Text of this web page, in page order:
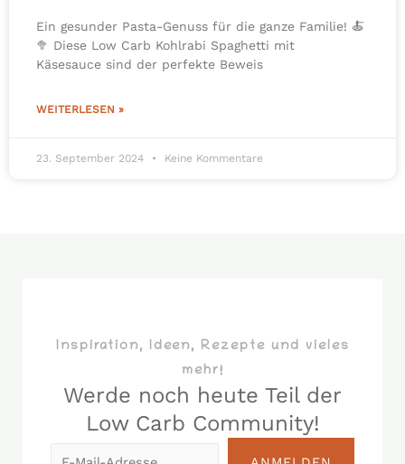
Ein gesunder Pasta-Genuss für die ganze Familie! 🍝
🥦 Diese Low Carb Kohlrabi Spaghetti mit
Käsesauce sind der perfekte Beweis
WEITERLESEN »
23. September 2024 Keine Kommentare
Inspiration, Ideen, Rezepte und vieles
mehr!
Werde noch heute Teil der
Low Carb Community!​
E-